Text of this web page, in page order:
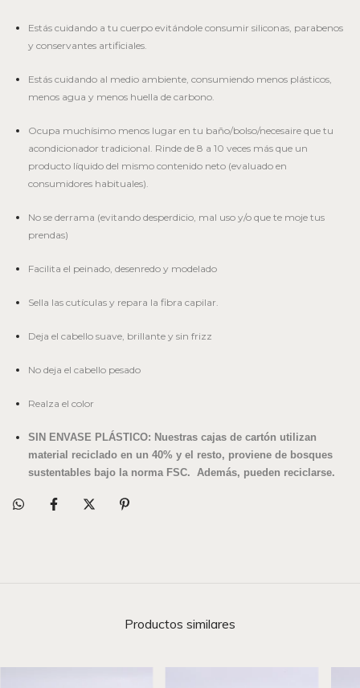
Estás cuidando a tu cuerpo evitándole consumir siliconas, parabenos
y conservantes artificiales.
Estás cuidando al medio ambiente, consumiendo menos plásticos,
menos agua y menos huella de carbono.
Ocupa muchísimo menos lugar en tu baño/bolso/necesaire que tu
acondicionador tradicional. Rinde de 8 a 10 veces más que un
producto líquido del mismo contenido neto (evaluado en
consumidores habituales).
No se derrama (evitando desperdicio, mal uso y/o que te moje tus
prendas)
Facilita el peinado, desenredo y modelado
Sella las cutículas y repara la fibra capilar.
Deja el cabello suave, brillante y sin frizz
No deja el cabello pesado
Realza el color
SIN ENVASE PLÁSTICO: Nuestras cajas de cartón utilizan
material reciclado en un 40% y el resto, proviene de bosques
sustentables bajo la norma FSC. Además, pueden reciclarse.
Productos similares